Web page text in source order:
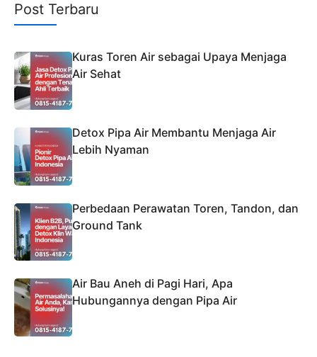
Post Terbaru
Kuras Toren Air sebagai Upaya Menjaga
Air Sehat
Detox Pipa Air Membantu Menjaga Air
Lebih Nyaman
Perbedaan Perawatan Toren, Tandon, dan
Ground Tank
Air Bau Aneh di Pagi Hari, Apa
Hubungannya dengan Pipa Air